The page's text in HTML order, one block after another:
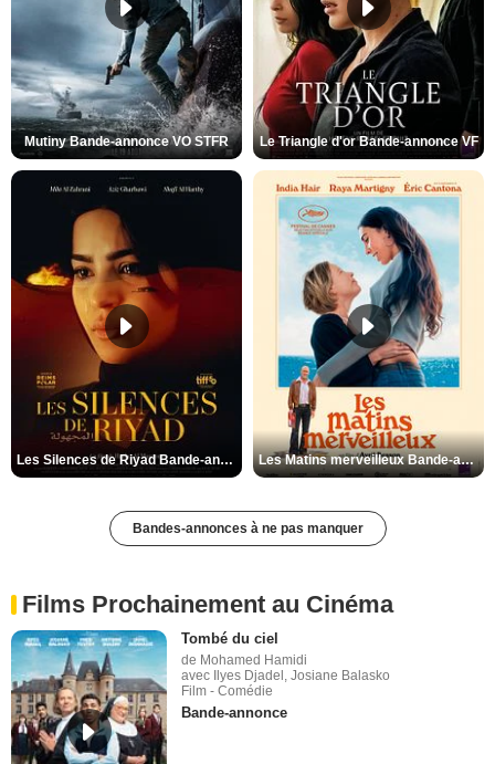
Mutiny Bande-annonce VO STFR Le Triangle d'or Bande-annonce VF
Les Silences de Riyad Bande-annonce VO STFR Les Matins merveilleux Bande-annonce VF
Bandes-annonces à ne pas manquer
Films Prochainement au Cinéma
Tombé du ciel
de Mohamed Hamidi
avec Ilyes Djadel, Josiane Balasko
Film - Comédie
Bande-annonce